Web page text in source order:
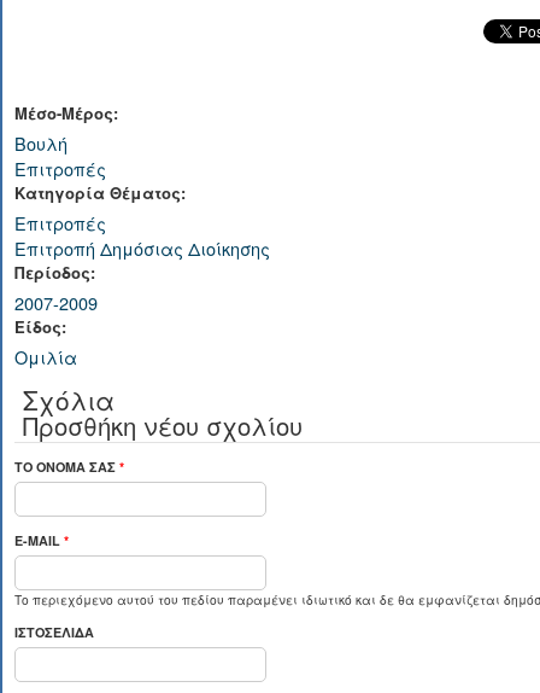
Μέσο-Μέρος:
Βουλή
Επιτροπές
Κατηγορία Θέματος:
Επιτροπές
Επιτροπή Δημόσιας Διοίκησης
Περίοδος:
2007-2009
Είδος:
Ομιλία
Σχόλια
Προσθήκη νέου σχολίου
ΤΟ ΌΝΟΜΆ ΣΑΣ *
E-MAIL *
Το περιεχόμενο αυτού του πεδίου παραμένει ιδιωτικό και δε θα εμφανίζεται
ΙΣΤΟΣΕΛΊΔΑ